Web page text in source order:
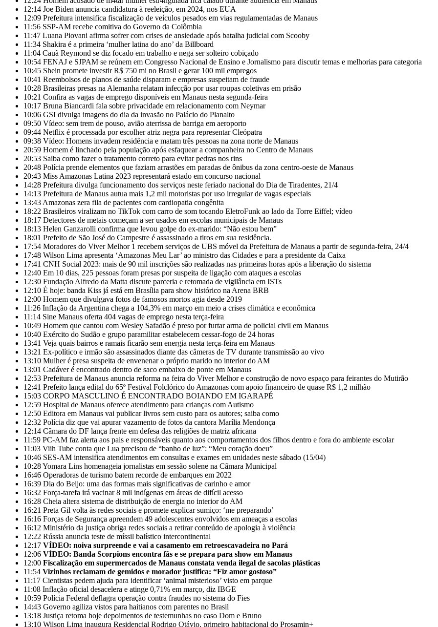
12:14 Joe Biden anuncia candidatura à reeleição, em 2024, nos EUA
12:09 Prefeitura intensifica fiscalização de veículos pesados em vias regulamentadas de Manaus
11:56 SSP-AM recebe comitiva do Governo da Colômbia
11:47 Luana Piovani afirma sofrer com crises de ansiedade após batalha judicial com Scooby
11:34 Shakira é a primeira ‘mulher latina do ano’ da Billboard
11:04 Cauã Reymond se diz focado em trabalho e nega ser solteiro cobiçado
10:54 FENAJ e SJPAM se reúnem em Congresso Nacional de Ensino e Jornalismo para discutir temas e melhorias para categoria
10:45 Shein promete investir R$ 750 mi no Brasil e gerar 100 mil empregos
10:41 Reembolsos de planos de saúde disparam e empresas suspeitam de fraude
10:28 Brasileiras presas na Alemanha relatam infecção por usar roupas coletivas em prisão
10:21 Confira as vagas de emprego disponíveis em Manaus nesta segunda-feira
10:17 Bruna Biancardi fala sobre privacidade em relacionamento com Neymar
10:06 GSI divulga imagens do dia da invasão no Palácio do Planalto
09:50 Vídeo: sem trem de pouso, avião aterrissa de barriga em aeroporto
09:44 Netflix é processada por escolher atriz negra para representar Cleópatra
09:38 Vídeo: Homens invadem residência e matam três pessoas na zona norte de Manaus
20:59 Homem é linchado pela população após esfaquear a companheira no Centro de Manaus
20:53 Saiba como fazer o tratamento correto para evitar pedras nos rins
20:48 Polícia prende elementos que faziam arrastões em paradas de ônibus da zona centro-oeste de Manaus
20:43 Miss Amazonas Latina 2023 representará estado em concurso nacional
14:28 Prefeitura divulga funcionamento dos serviços neste feriado nacional do Dia de Tiradentes, 21/4
14:13 Prefeitura de Manaus autua mais 1,2 mil motoristas por uso irregular de vagas especiais
13:43 Amazonas zera fila de pacientes com cardiopatia congênita
18:22 Brasileiros viralizam no TikTok com carro de som tocando EletroFunk ao lado da Torre Eiffel; vídeo
18:17 Detectores de metais começam a ser usados em escolas municipais de Manaus
18:13 Helen Ganzarolli confirma que levou golpe do ex-marido: “Não estou bem”
18:01 Prefeito de São José do Campestre é assassinado a tiros em sua residência.
17:54 Moradores do Viver Melhor 1 recebem serviços de UBS móvel da Prefeitura de Manaus a partir de segunda-feira, 24/4
17:48 Wilson Lima apresenta ‘Amazonas Meu Lar’ ao ministro das Cidades e para a presidente da Caixa
17:41 CNH Social 2023: mais de 90 mil inscrições são realizadas nas primeiras horas após a liberação do sistema
12:40 Em 10 dias, 225 pessoas foram presas por suspeita de ligação com ataques a escolas
12:30 Fundação Alfredo da Matta discute parceria e retomada de vigilância em ISTs
12:10 É hoje: banda Kiss já está em Brasília para show histórico na Arena BRB
12:00 Homem que divulgava fotos de famosos mortos agia desde 2019
11:26 Inflação da Argentina chega a 104,3% em março em meio a crises climática e econômica
11:14 Sine Manaus oferta 404 vagas de emprego nesta terça-feira
10:49 Homem que cantou com Wesley Safadão é preso por furtar arma de policial civil em Manaus
10:40 Exército do Sudão e grupo paramilitar estabelecem cessar-fogo de 24 horas
13:41 Veja quais bairros e ramais ficarão sem energia nesta terça-feira em Manaus
13:21 Ex-político e irmão são assassinados diante das câmeras de TV durante transmissão ao vivo
13:10 Mulher é presa suspeita de envenenar o próprio marido no interior do AM
13:01 Cadáver é encontrado dentro de saco embaixo de ponte em Manaus
12:53 Prefeitura de Manaus anuncia reforma na feira do Viver Melhor e construção de novo espaço para feirantes do Mutirão
12:41 Prefeito lança edital do 65º Festival Folclórico do Amazonas com apoio financeiro de quase R$ 1,2 milhão
15:03 CORPO MASCULINO É ENCONTRADO BOIANDO EM IGARAPÉ
12:59 Hospital de Manaus oferece atendimento para crianças com Autismo
12:50 Editora em Manaus vai publicar livros sem custo para os autores; saiba como
12:32 Polícia diz que vai apurar vazamento de fotos da cantora Marília Mendonça
12:14 Câmara do DF lança frente em defesa das religiões de matriz africana
11:59 PC-AM faz alerta aos pais e responsáveis quanto aos comportamentos dos filhos dentro e fora do ambiente escolar
11:03 Viih Tube conta que Lua precisou de “banho de luz”: “Meu coração doeu”
10:46 SES-AM intensifica atendimentos em consultas e exames em unidades neste sábado (15/04)
10:28Yomara Lins homenageia jornalistas em sessão solene na Câmara Municipal
16:46 Operadoras de turismo batem recorde de embarques em 2022
16:39 Dia do Beijo: uma das formas mais significativas de carinho e amor
16:32 Força-tarefa irá vacinar 8 mil indígenas em áreas de difícil acesso
16:28 Cheia altera sistema de distribuição de energia no interior do AM
16:21 Preta Gil volta às redes sociais e promete explicar sumiço: ‘me preparando’
16:16 Forças de Segurança apreendem 49 adolescentes envolvidos em ameaças a escolas
16:12 Ministério da justiça obriga redes sociais a retirar conteúdo de apologia à violência
12:22 Rússia anuncia teste de míssil balístico intercontinental
12:17 VÍDEO: noiva surpreende e vai a casamento em retroescavadeira no Pará
12:06 VÍDEO: Banda Scorpions encontra fãs e se prepara para show em Manaus
12:00 Fiscalização em supermercados de Manaus constata venda ilegal de sacolas plásticas
11:54 Vizinhos reclamam de gemidos e morador justifica: “Fiz amor gostoso”
11:17 Cientistas pedem ajuda para identificar ‘animal misterioso’ visto em parque
11:08 Inflação oficial desacelera e atinge 0,71% em março, diz IBGE
10:59 Polícia Federal deflagra operação contra fraudes no sistema do Fies
14:43 Governo agiliza vistos para haitianos com parentes no Brasil
13:18 Justiça retoma hoje depoimentos de testemunhas no caso Dom e Bruno
13:10 Wilson Lima inaugura Residencial Rodrigo Otávio, primeiro habitacional do Prosamin+